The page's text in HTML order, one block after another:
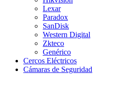
Lexar
Paradox
SanDisk
Western Digital
Zkteco
Genérico
Cercos Eléctricos
Cámaras de Seguridad